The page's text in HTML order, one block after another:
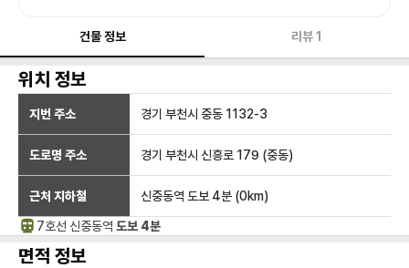
건물 정보 리뷰1
위치 정보
지번 주소 경기 부천시 중동 1132-3
도로명 주소 경기 부천시 신흥로 179 (중동)
근처 지하철 신중동역 도보 4분 (0km)
7호선 신중동역 도보 4분
면적 정보